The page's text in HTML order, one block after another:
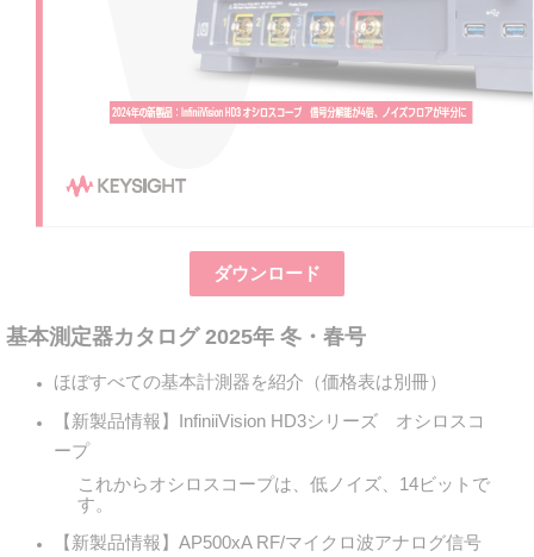
ダウンロード
基本測定器カタログ 2025年 冬・春号
ほぼすべての基本計測器を紹介（価格表は別冊）
【新製品情報】InfiniiVision HD3シリーズ オシロスコ
ープ
これからオシロスコープは、低ノイズ、14ビットで
す。
【新製品情報】AP500xA RF/マイクロ波アナログ信号